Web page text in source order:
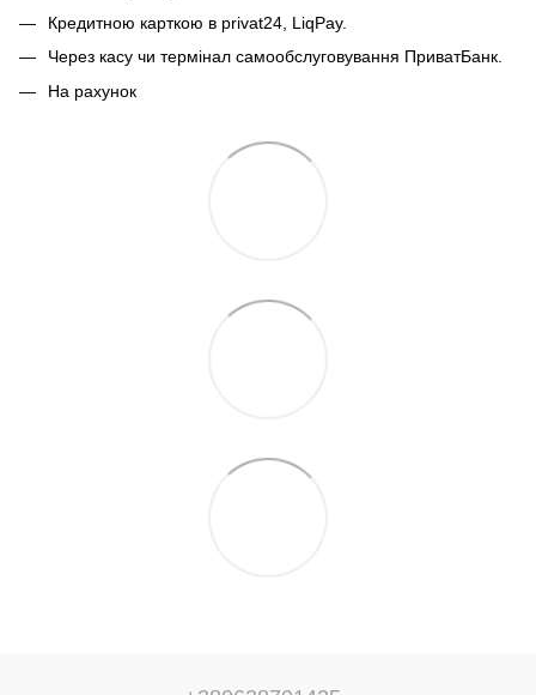
Кредитною карткою в privat24, LiqPay.
Через касу чи термінал самообслуговування ПриватБанк.
На рахунок